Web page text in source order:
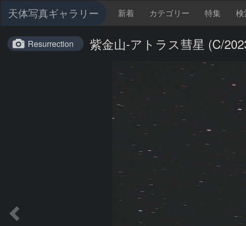
天体写真ギャラリー 新着 カテゴリー 特集 検
Resurrection 紫金山-アトラス彗星 (C/